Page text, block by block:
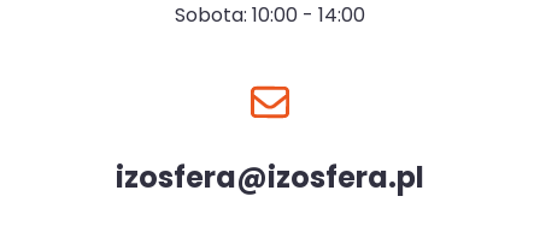
Sobota: 10:00 - 14:00
izosfera@izosfera.pl